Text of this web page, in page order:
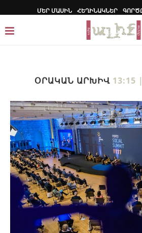
ՄԵՐ ՄԱՍԻՆ ՀԵՂԻՆԱԿՆԵՐ
ՕՐԱԿԱՆ ԱՐԽԻՎ 13:15